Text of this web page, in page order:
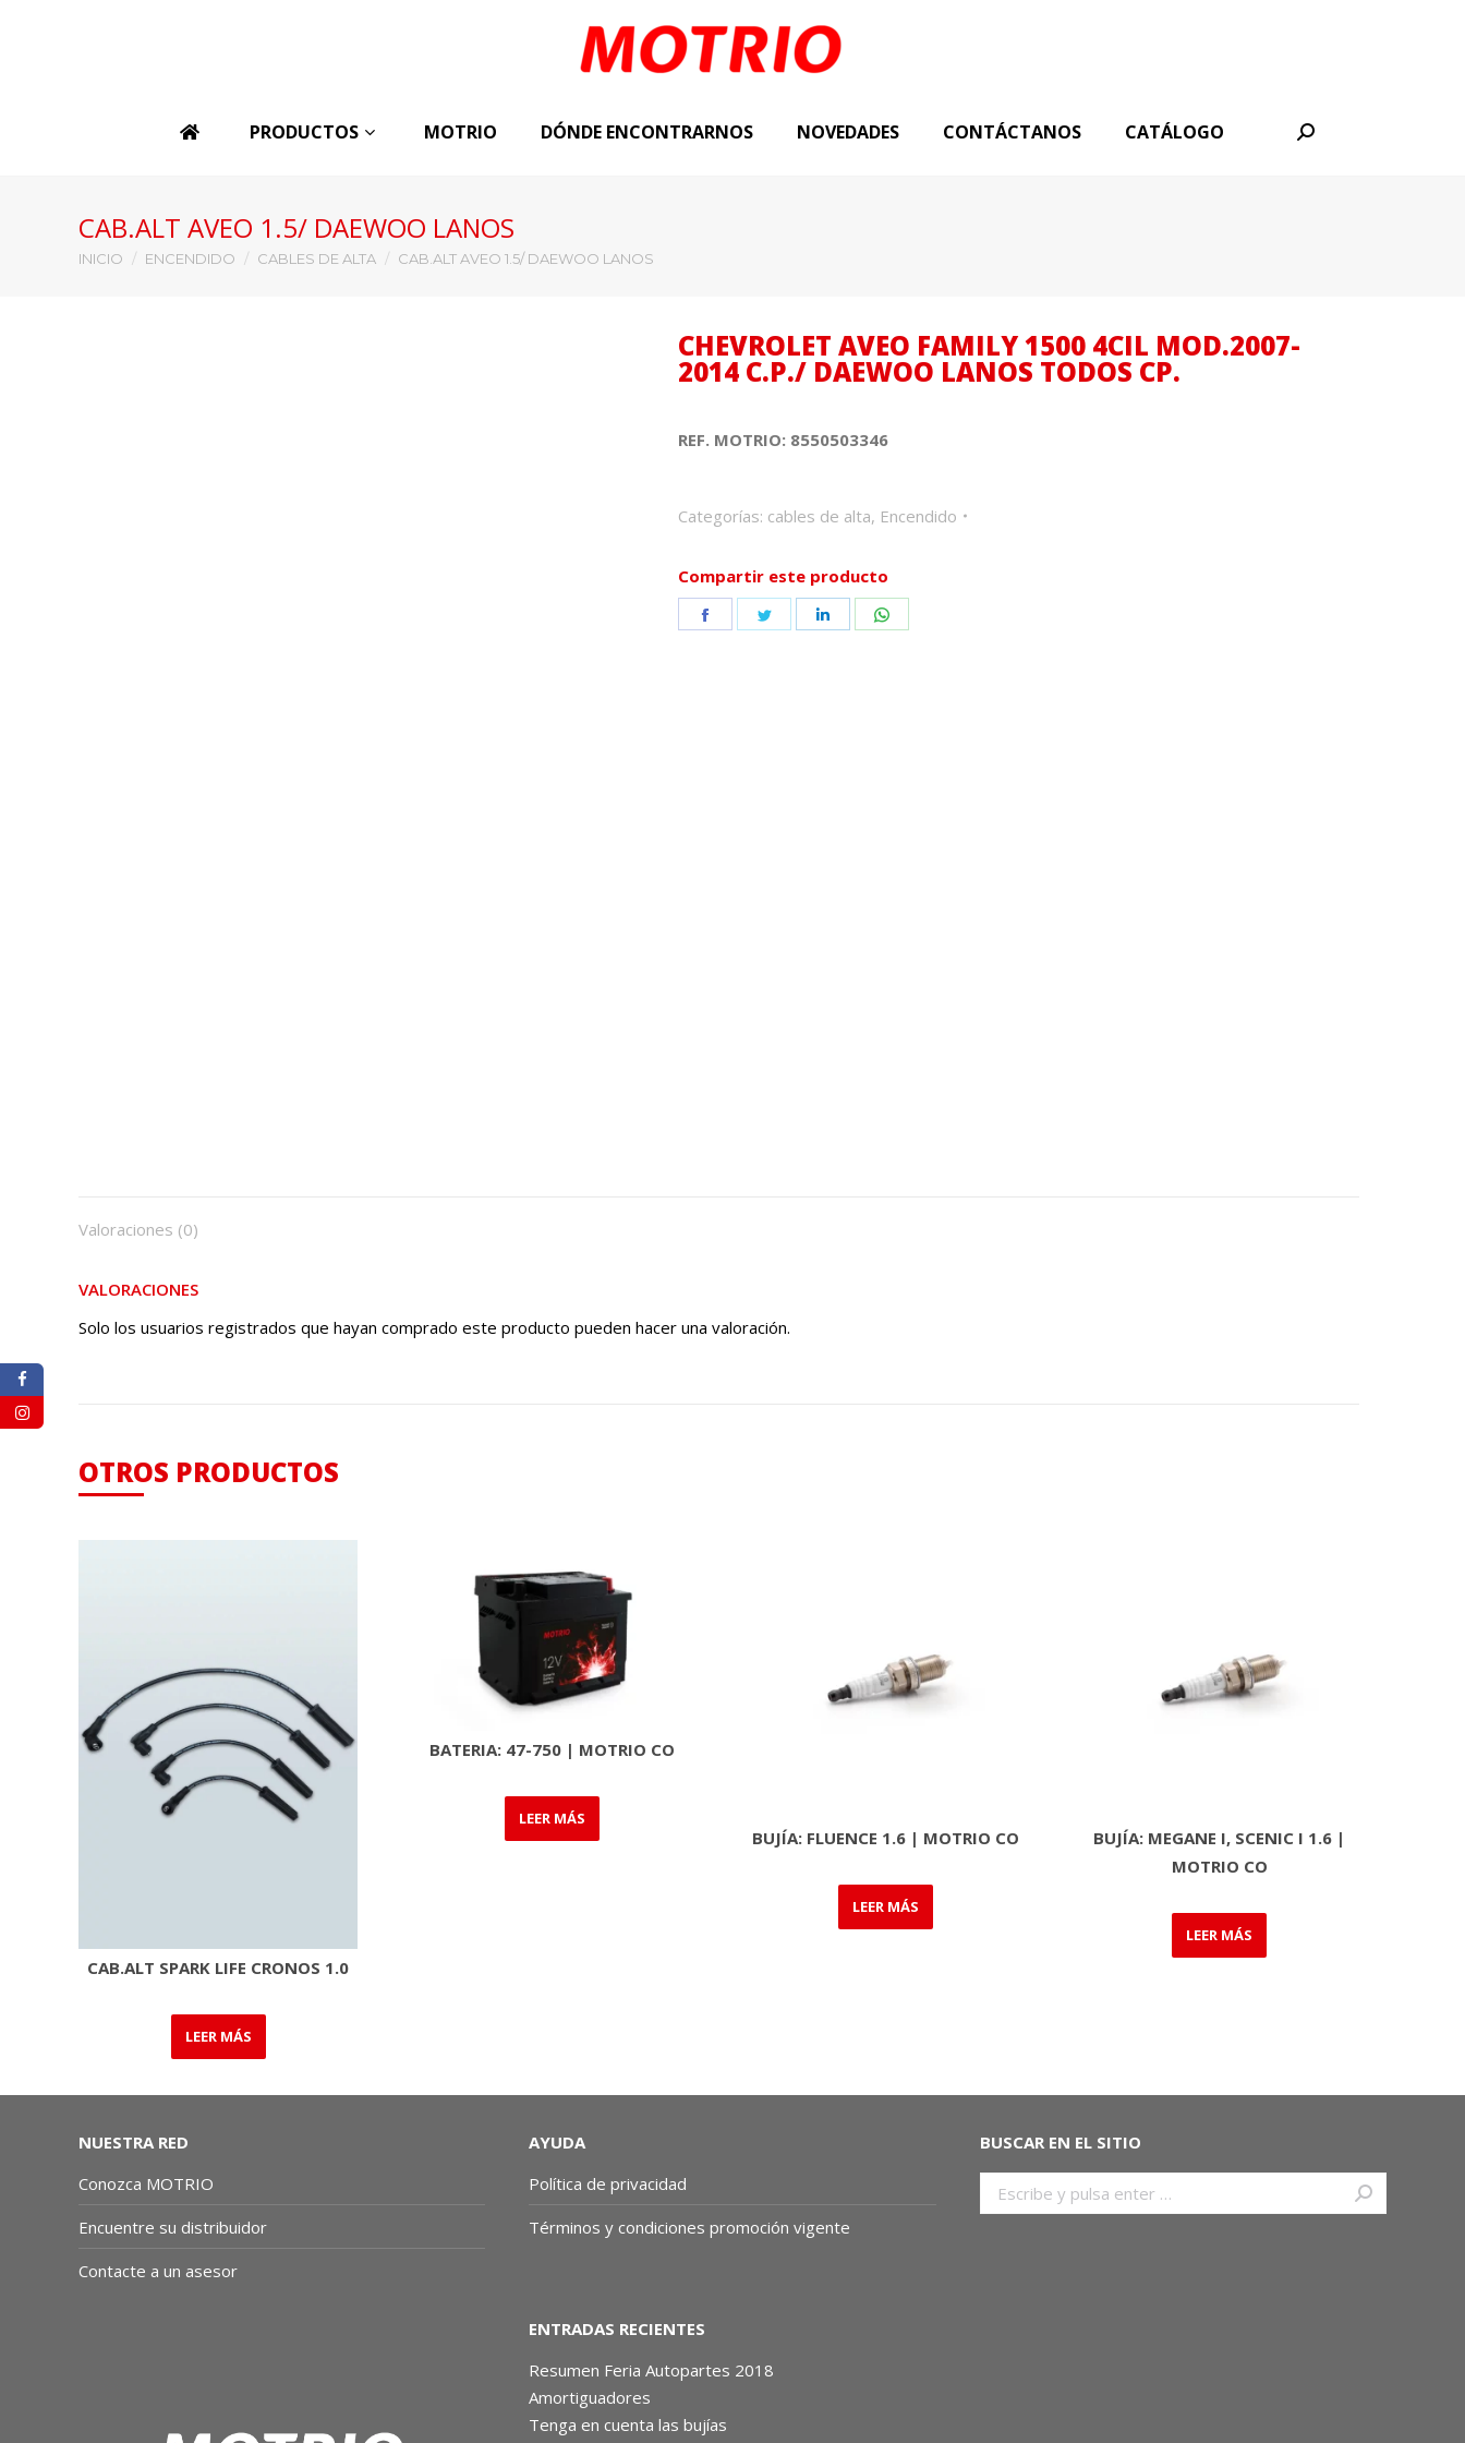
PRODUCTOS MOTRIO DÓNDE ENCONTRARNOS NOVEDADES CONTÁCTANOS CATÁLOGO Buscar:
CAB.ALT AVEO 1.5/ DAEWOO LANOS
Estás aquí:
INICIO ENCENDIDO CABLES DE ALTA CAB.ALT AVEO 1.5/ DAEWOO LANOS
CHEVROLET AVEO FAMILY 1500 4CIL MOD.2007-
2014 C.P./ DAEWOO LANOS TODOS CP.
REF. MOTRIO: 8550503346
Categorías: cables de alta, Encendido
Compartir este producto
Share
Share
Share
Valoraciones (0)
VALORACIONES
Solo los usuarios registrados que hayan comprado este producto pueden hacer una valoración.
OTROS PRODUCTOS
CAB.ALT SPARK LIFE CRONOS 1.0
LEER MÁS
BATERIA: 47-750 | MOTRIO CO
LEER MÁS
BUJÍA: FLUENCE 1.6 | MOTRIO CO
LEER MÁS
BUJÍA: MEGANE I, SCENIC I 1.6 |
MOTRIO CO
LEER MÁS
NUESTRA RED
Conozca MOTRIO
Encuentre su distribuidor
Contacte a un asesor
AYUDA
Política de privacidad
Términos y condiciones promoción vigente
BUSCAR EN EL SITIO
ENTRADAS RECIENTES
Resumen Feria Autopartes 2018
Amortiguadores
Tenga en cuenta las bujías